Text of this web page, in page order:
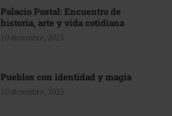
Palacio Postal: Encuentro de
historia, arte y vida cotidiana
10 diciembre, 2025
Pueblos con identidad y magia
10 diciembre, 2025